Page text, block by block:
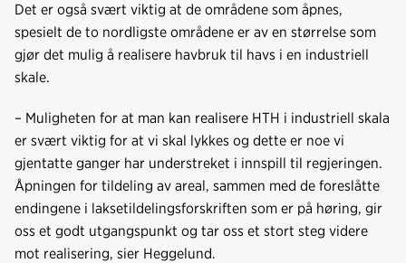
Det er også svært viktig at de områdene som åpnes,
spesielt de to nordligste områdene er av en størrelse som
gjør det mulig å realisere havbruk til havs i en industriell
skale.
– Muligheten for at man kan realisere HTH i industriell skala
er svært viktig for at vi skal lykkes og dette er noe vi
gjentatte ganger har understreket i innspill til regjeringen.
Åpningen for tildeling av areal, sammen med de foreslåtte
endingene i laksetildelingsforskriften som er på høring, gir
oss et godt utgangspunkt og tar oss et stort steg videre
mot realisering, sier Heggelund.